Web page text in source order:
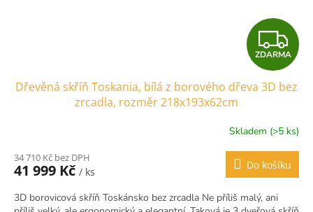
Z
D
A
R
M
A
ZDARMA
Dřevěná skříň Toskania, bílá z borového dřeva 3D bez
zrcadla, rozměr 218x193x62cm
Skladem (>5 ks)
34 710 Kč bez DPH
41 999 Kč / ks
Do košíku
3D borovicová skříň Toskánsko bez zrcadla Ne příliš malý, ani